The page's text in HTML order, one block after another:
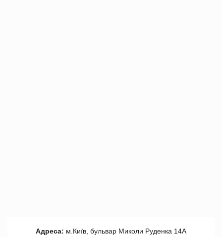
Адреса: м.Київ, бульвар Миколи Руденка 14А